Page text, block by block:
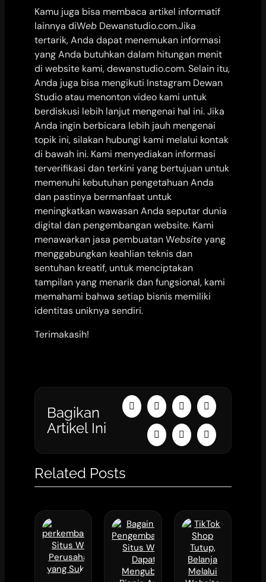
Kamu juga bisa membaca artikel informatif
lainnya diWeb Dewanstudio.com.Jika
tertarik, Anda dapat menemukan informasi
yang Anda butuhkan dalam hitungan menit
di website kami, dewanstudio.com. Selain itu,
Anda juga bisa mengikuti Instagram Dewan
Studio atau menonton video kami untuk
berdiskusi lebih lanjut mengenai hal ini. Jika
Anda ingin berbicara lebih jauh mengenai
topik ini, silakan hubungi kami melalui kontak
di bawah ini. Kami menyediakan informasi
terverifikasi dan terkini yang bertujuan untuk
memenuhi kebutuhan pengetahuan Anda
dan pastinya bermanfaat untuk
meningkatkan wawasan Anda seputar dunia
digital dan pengembangan website. Kami
menawarkan jasa pembuatan Websiteyang
menggabungkan keahlian teknis dan
sentuhan kreatif, untuk menciptakan
tampilan yang menarik dan fungsional, kami
memahami bahwa setiap bisnis memiliki
identitas uniknya sendiri.
Terimakasih!
Bagikan
Artikel Ini
Related Posts